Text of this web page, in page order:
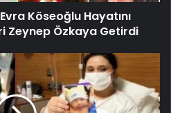
Köseoğlu Hayatını
Zeynep Özkaya Getirdi